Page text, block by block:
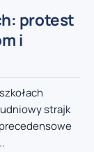
protest
i
strajk